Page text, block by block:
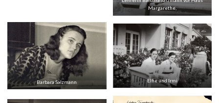
Margarethe,
Barbara Salzmann Elfie und Irmi